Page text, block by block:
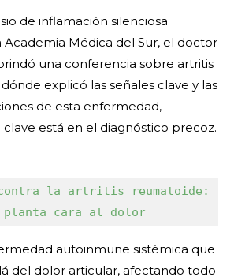
de inflamación silenciosa
Academia Médica del Sur, el doctor
una conferencia sobre artritis
explicó las señales clave y las
de esta enfermedad,
está en el diagnóstico precoz.
la artritis reumatoide:
cara al dolor
autoinmune sistémica que
del dolor articular, afectando todo